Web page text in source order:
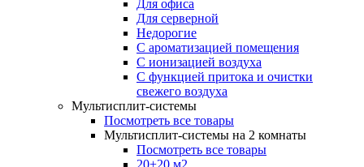
Для офиса
Для серверной
Недорогие
С ароматизацией помещения
С ионизацией воздуха
С функцией притока и очистки
свежего воздуха
Мультисплит-системы
Посмотреть все товары
Мультисплит-системы на 2 комнаты
Посмотреть все товары
20+20 м2